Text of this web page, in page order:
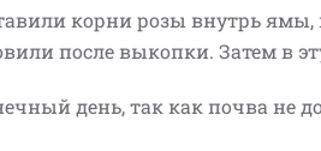
корни розы внутрь
после выкопки. Затем в
день, так как почва не